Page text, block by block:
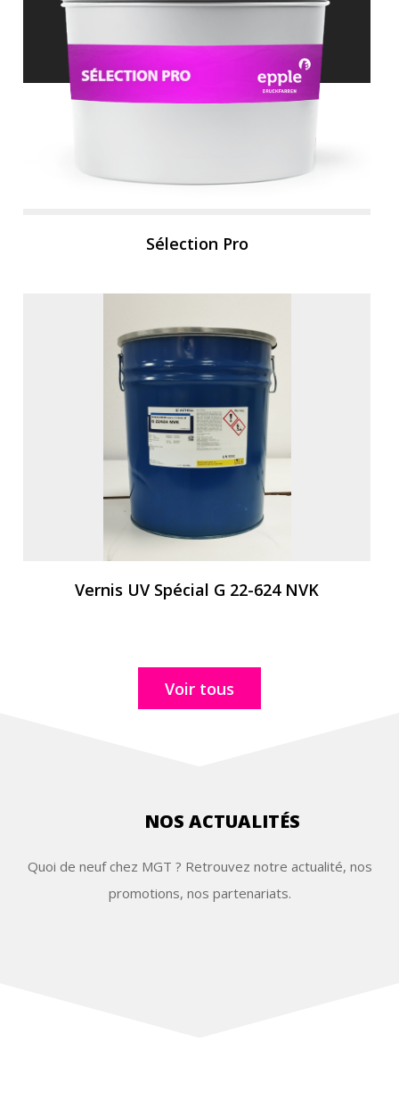
Sélection Pro
Vernis UV Spécial G 22-624 NVK
Voir tous
NOS ACTUALITÉS
Quoi de neuf chez MGT ? Retrouvez notre actualité, nos
promotions, nos partenariats.